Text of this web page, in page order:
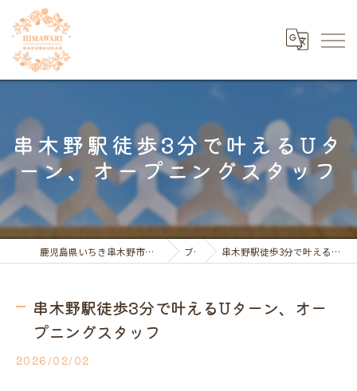
串木野駅徒歩3分で叶えるUタ
ーン、オープニングスタッフ
鹿児島県いちき串木野市の福祉の求人ならひまわり学習館 ブログ 串木野駅徒歩3分で叶えるUターン、オープニングスタッフ
串木野駅徒歩3分で叶えるUターン、オー
プニングスタッフ
2026/02/02